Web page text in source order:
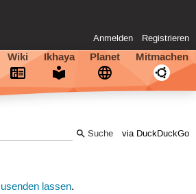
Anmelden Registrieren
Wiki Ikhaya Planet Mitmachen
via DuckDuckGo
lassen.